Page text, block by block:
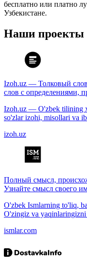
бесплатно или платно
Узбекистане.
Наши проекты
Izoh.uz — Толковый
слов с определениями,
Izoh.uz — O'zbek tilining
so'zlar izohi, misollari va
izoh.uz
Полный смысл,
Узнайте смысл своего
O'zbek Ismlarning to'liq,
O'zingiz va
ismlar.com